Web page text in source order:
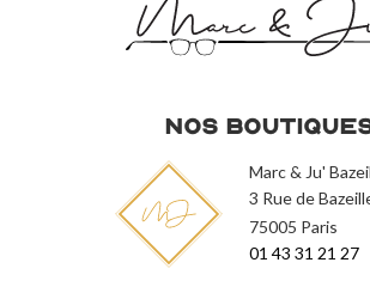
Nos
Marc & Ju'
3 Rue de
75005 Paris
01 43 31 21 27